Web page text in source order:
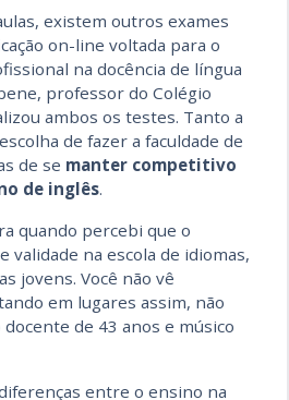
existem outros exames
on-line voltada para o
na docência de língua
professor do Colégio
ambos os testes. Tanto a
de fazer a faculdade de
de se manter competitivo
de inglês.
quando percebi que o
validade na escola de idiomas,
jovens. Você não vê
em lugares assim, não
de 43 anos e músico
entre o ensino na